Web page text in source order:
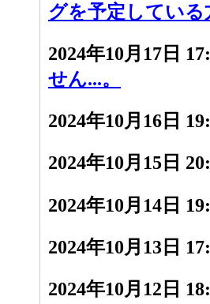
グを予定している
2024年10月17日
せん...。
2024年10月16日
2024年10月15日
2024年10月14日
2024年10月13日
2024年10月12日